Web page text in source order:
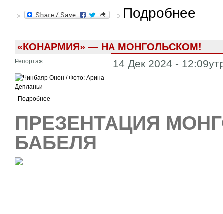
Подробнее
«КОНАРМИЯ» — НА МОНГОЛЬСКОМ!
Репортаж 14 Дек 2024 -
Подробнее
ПРЕЗЕНТАЦИЯ
БАБЕЛЯ